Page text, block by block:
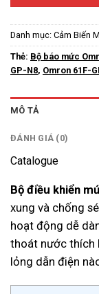
Danh mục: Cảm Biến
Thẻ: Bộ báo mức
GP-N8, Omron 61F-
MÔ TẢ
ĐÁNH GIÁ (0)
Catalogue
Bộ điều khiển
xung và chống
hoạt động dễ
thoát nước thích
lỏng dẫn điện